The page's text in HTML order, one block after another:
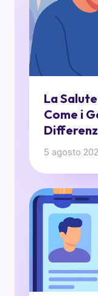
La
Come i
5 agosto